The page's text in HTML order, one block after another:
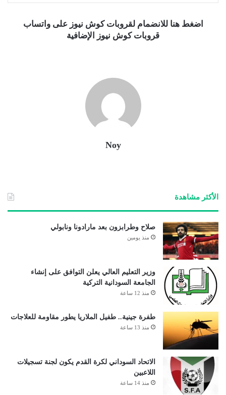
اضغط هنا للانضمام لقروبات كوش نيوز على واتساب
قروبات كوش نيوز الإضافية
Noy
الأكثر مشاهدة
صلاح وطرابزون بعد مارادونا ونابولي
منذ يومين
وزير التعليم العالي يعلن التوافق على إنشاء
الجامعة السودانية التركية
منذ 12 ساعة
طفرة جينية.. طفيل الملاريا يطور مقاومة للعلاجات
منذ 13 ساعة
الاتحاد السوداني لكرة القدم يكون لجنة تسجيلات
اللاعبين
منذ 14 ساعة